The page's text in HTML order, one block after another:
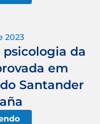
2023
da
em
Santander